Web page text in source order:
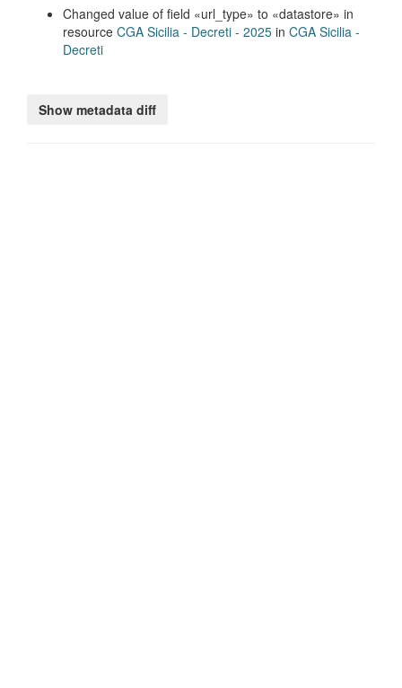
Changed value of field url_type to datastore in
resource CGA Sicilia - Decreti - 2025 in CGA Sicilia -
Decreti